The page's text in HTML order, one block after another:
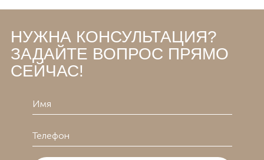
НУЖНА КОНСУЛЬТАЦИЯ?
ЗАДАЙТЕ ВОПРОС ПРЯМО
СЕЙЧАС!